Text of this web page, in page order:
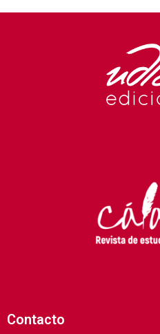
Contacto